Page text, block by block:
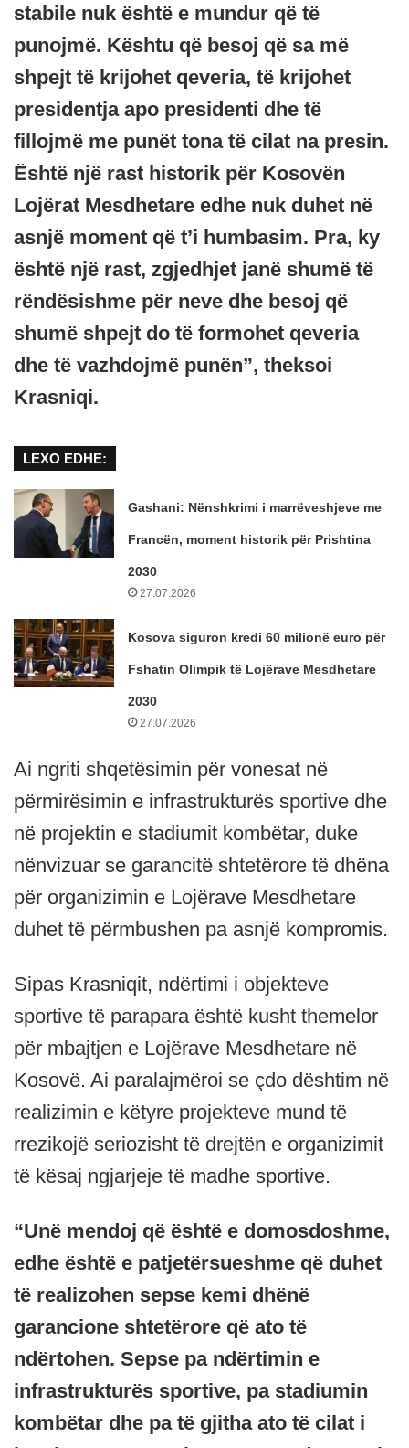
stabile nuk është e mundur që të
punojmë. Kështu që besoj që sa më
shpejt të krijohet qeveria, të krijohet
presidentja apo presidenti dhe të
fillojmë me punët tona të cilat na presin.
Është një rast historik për Kosovën
Lojërat Mesdhetare edhe nuk duhet në
asnjë moment që t’i humbasim. Pra, ky
është një rast, zgjedhjet janë shumë të
rëndësishme për neve dhe besoj që
shumë shpejt do të formohet qeveria
dhe të vazhdojmë punën”, theksoi
Krasniqi.
LEXO EDHE:
Gashani: Nënshkrimi i marrëveshjeve me
Francën, moment historik për Prishtina
2030
27.07.2026
Kosova siguron kredi 60 milionë euro për
Fshatin Olimpik të Lojërave Mesdhetare
2030
27.07.2026
Ai ngriti shqetësimin për vonesat në
përmirësimin e infrastrukturës sportive dhe
në projektin e stadiumit kombëtar, duke
nënvizuar se garancitë shtetërore të dhëna
për organizimin e Lojërave Mesdhetare
duhet të përmbushen pa asnjë kompromis.
Sipas Krasniqit, ndërtimi i objekteve
sportive të parapara është kusht themelor
për mbajtjen e Lojërave Mesdhetare në
Kosovë. Ai paralajmëroi se çdo dështim në
realizimin e këtyre projekteve mund të
rrezikojë seriozisht të drejtën e organizimit
të kësaj ngjarjeje të madhe sportive.
“Unë mendoj që është e domosdoshme,
edhe është e patjetërsueshme që duhet
të realizohen sepse kemi dhënë
garancione shtetërore që ato të
ndërtohen. Sepse pa ndërtimin e
infrastrukturës sportive, pa stadiumin
kombëtar dhe pa të gjitha ato të cilat i